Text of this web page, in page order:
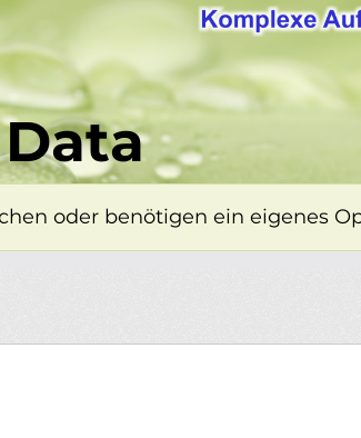
oder benötigen ein eigenes